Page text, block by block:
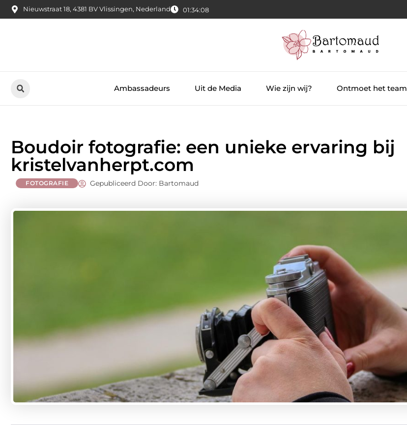
Nieuwstraat 18, 4381 BV Vlissingen, Nederland 01:34:08
Ambassadeurs Uit de Media Wie zijn wij? Ontmoet het team
Boudoir fotografie: een unieke ervaring bij
kristelvanherpt.com
FOTOGRAFIE Gepubliceerd Door: Bartomaud